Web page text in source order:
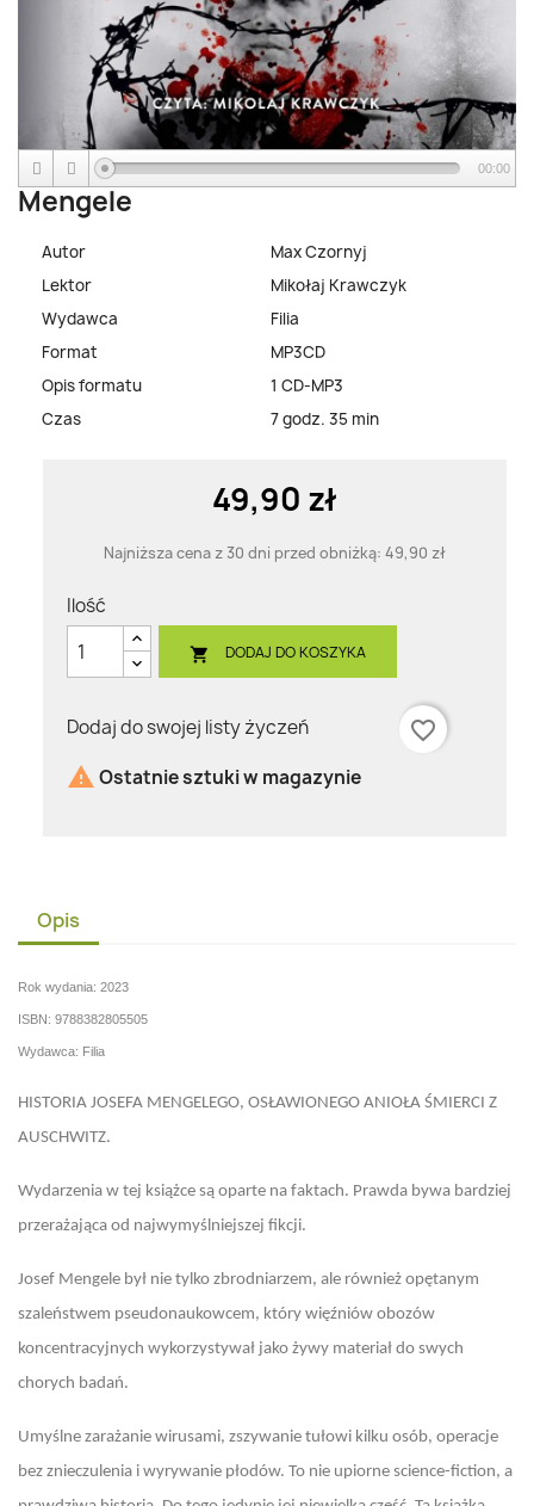
00:00
Mengele
Autor
Max Czornyj
Lektor
Mikołaj Krawczyk
Wydawca
Filia
Format
MP3CD
Opis formatu
1 CD-MP3
Czas
7 godz. 35 min
49,90 zł
Najniższa cena z 30 dni przed obniżką: 49,90 zł
Ilość
 DODAJ DO KOSZYKA
Dodaj do swojej listy życzeń
favorite_border
 Ostatnie sztuki w magazynie
Opis
Rok wydania: 2023
ISBN: 9788382805505
Wydawca: Filia
HISTORIA JOSEFA MENGELEGO, OSŁAWIONEGO ANIOŁA ŚMIERCI Z
AUSCHWITZ.
Wydarzenia w tej książce są oparte na faktach. Prawda bywa bardziej
przerażająca od najwymyślniejszej fikcji.
Josef Mengele był nie tylko zbrodniarzem, ale również opętanym
szaleństwem pseudonaukowcem, który więźniów obozów
koncentracyjnych wykorzystywał jako żywy materiał do swych
chorych badań.
Umyślne zarażanie wirusami, zszywanie tułowi kilku osób, operacje
bez znieczulenia i wyrywanie płodów. To nie upiorne science-fiction, a